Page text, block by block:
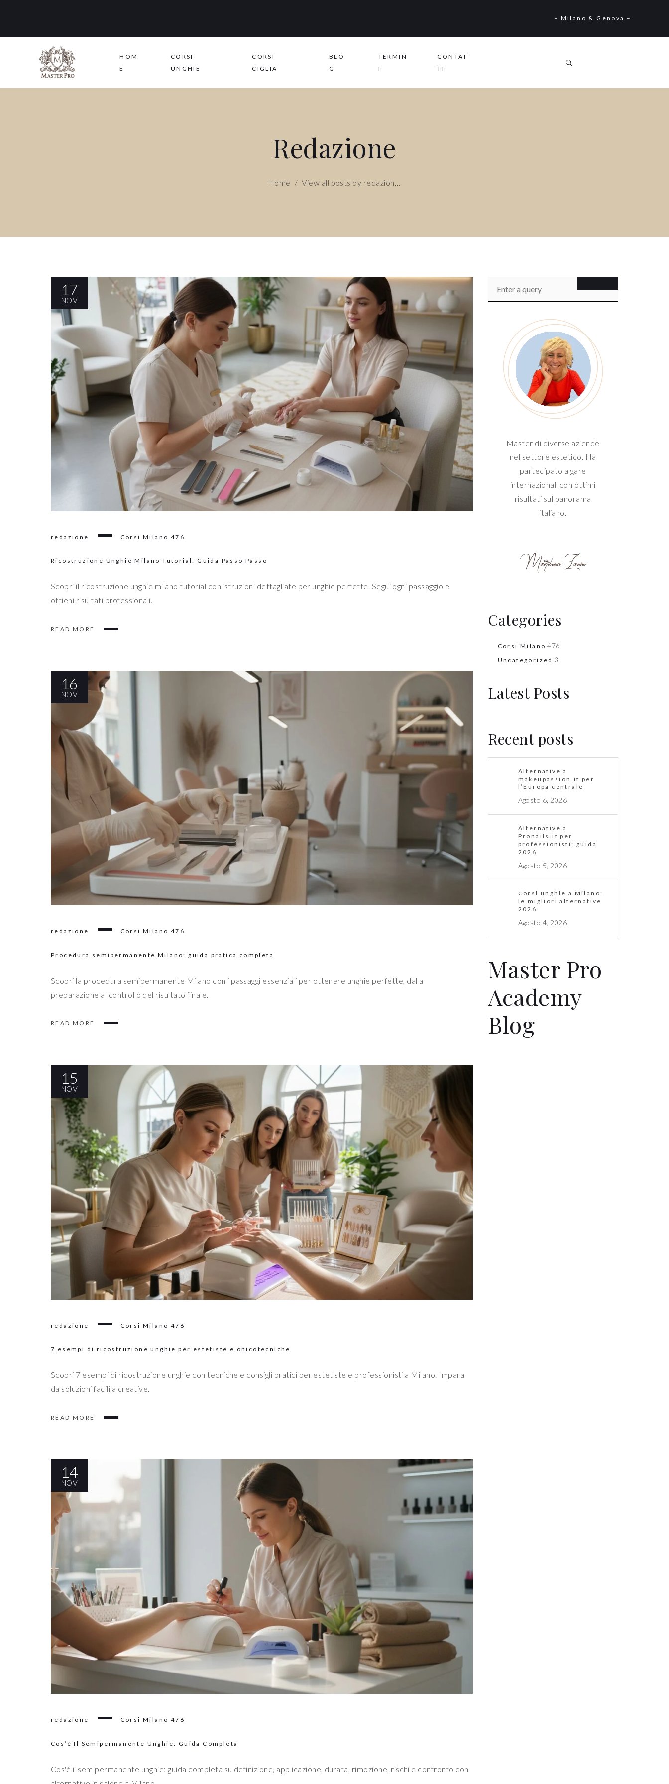
– Milano & Genova –
HOM
E
CORSI
UNGHIE
CORSI
CIGLIA
BLO
G
TERMIN
I
CONTAT
TI
Redazione
Home / View all posts by redazione (Page 2)
17
NOV
redazione Corsi Milano 476
Ricostruzione Unghie Milano Tutorial: Guida Passo Passo
Scopri il ricostruzione unghie milano tutorial con istruzioni dettagliate per unghie perfette. Segui ogni passaggio e
ottieni risultati professionali.
READ MORE
16
NOV
redazione Corsi Milano 476
Procedura semipermanente Milano: guida pratica completa
Scopri la procedura semipermanente Milano con i passaggi essenziali per ottenere unghie perfette, dalla
preparazione al controllo del risultato finale.
READ MORE
15
NOV
redazione Corsi Milano 476
7 esempi di ricostruzione unghie per estetiste e onicotecniche
Scopri 7 esempi di ricostruzione unghie con tecniche e consigli pratici per estetiste e professionisti a Milano. Impara
da soluzioni facili a creative.
READ MORE
14
NOV
redazione Corsi Milano 476
Cos’è Il Semipermanente Unghie: Guida Completa
Cos'è il semipermanente unghie: guida completa su definizione, applicazione, durata, rimozione, rischi e confronto con
Master di diverse aziende
nel settore estetico. Ha
partecipato a gare
internazionali con ottimi
risultati sul panorama
italiano.
Categories
Corsi Milano 476
Uncategorized 3
Latest Posts
Recent posts
Alternative a
makeupassion.it per
l’Europa centrale
Agosto 6, 2026
Alternative a
Pronails.it per
professionisti: guida
2026
Agosto 5, 2026
Corsi unghie a Milano:
le migliori alternative
2026
Agosto 4, 2026
Master Pro
Academy
Blog